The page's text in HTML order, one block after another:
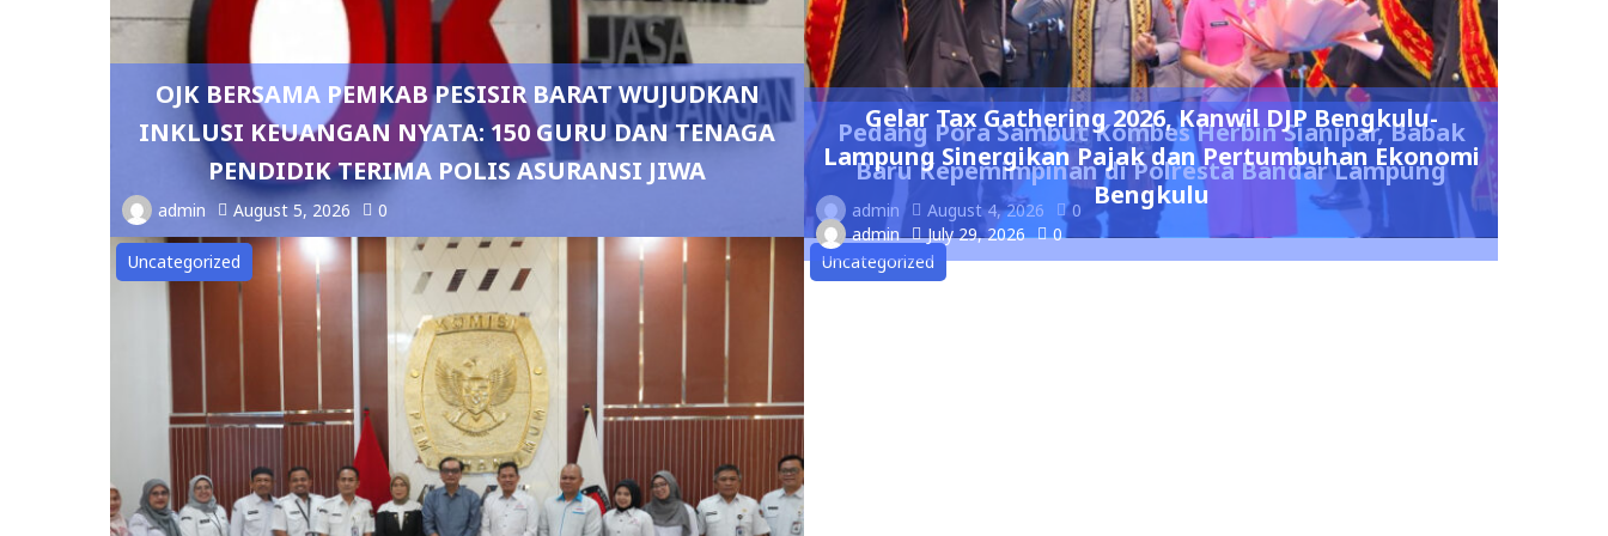
OJK BERSAMA PEMKAB PESISIR BARAT WUJUDKAN
INKLUSI KEUANGAN NYATA: 150 GURU DAN TENAGA
PENDIDIK TERIMA POLIS ASURANSI JIWA
admin August 5, 2026 0
Pedang Pora Sambut Kombes Herbin Sianipar, Babak
Baru Kepemimpinan di Polresta Bandar Lampung
admin August 4, 2026 0
Uncategorized Uncategorized
Gelar Tax Gathering 2026, Kanwil DJP Bengkulu-
Lampung Sinergikan Pajak dan Pertumbuhan Ekonomi
Bengkulu
admin July 29, 2026 0